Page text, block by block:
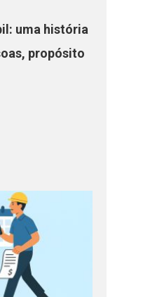
uma história
propósito